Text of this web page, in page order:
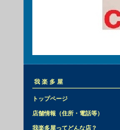
我楽多屋
トップページ
店舗情報（住所・電話等）
我楽多屋ってどんな店？